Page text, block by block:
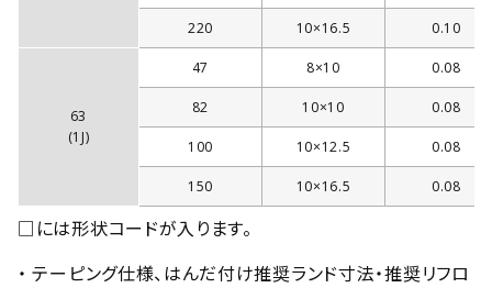
220 10×16.5 0.10
63
(1J)
47 8×10 0.08
82 10×10 0.08
100 10×12.5 0.08
150 10×16.5 0.08
□には形状コードが入ります。
・ テーピング仕様、はんだ付け推奨ランド寸法・推奨リフロ